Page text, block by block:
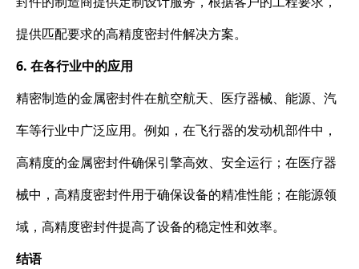
提供匹配要求的高精度密封件解决方案。
6. 在各行业中的应用
精密制造的金属密封件在航空航天、医疗器械、能源、汽
车等行业中广泛应用。例如，在飞行器的发动机部件中，
高精度的金属密封件确保引擎高效、安全运行；在医疗器
械中，高精度密封件用于确保设备的精准性能；在能源领
域，高精度密封件提高了设备的稳定性和效率。
结语